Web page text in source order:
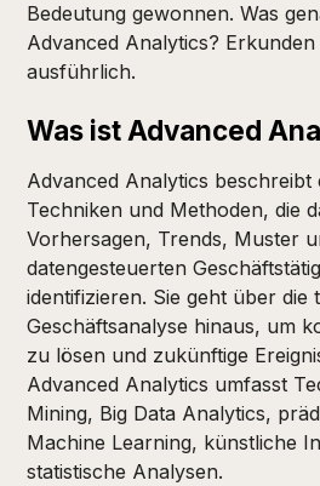
Bedeutung gewonnen. Was
Advanced Analytics?
ausführlich.
Was ist Advanced
Advanced Analytics beschreibt
Techniken und Methoden, die
Vorhersagen, Trends, Muster
datengesteuerten
identifizieren. Sie geht über die
Geschäftsanalyse hinaus, um
zu lösen und zukünftige
Advanced Analytics umfasst
Mining, Big Data Analytics,
Machine Learning, künstliche
statistische Analysen.